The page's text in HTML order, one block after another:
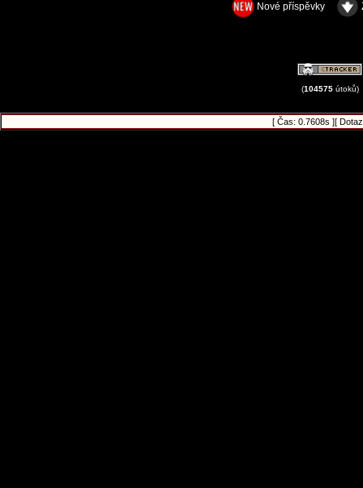
Nové příspěvky
(104575útoků)
[ Čas: 0.7608s ][